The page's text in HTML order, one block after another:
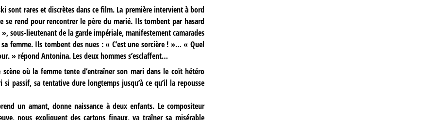
sont rares et discrètes dans ce film. La première intervient à bord
se rend pour rencontrer le père du marié. Ils tombent par hasard
sous-lieutenant de la garde impériale, manifestement camarades
femme. Ils tombent des nues : « C’est une sorcière ! »… « Quel
» répond Antonina. Les deux hommes s’esclaffent…
où la femme tente d’entraîner son mari dans le coït hétéro
passif, sa tentative dure longtemps jusqu’à ce qu’il la repousse
un amant, donne naissance à deux enfants. Le compositeur
nous expliquent des cartons finaux, va traîner sa misérable